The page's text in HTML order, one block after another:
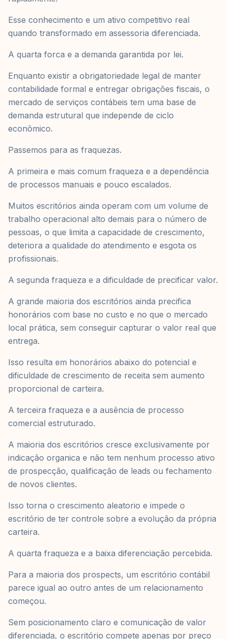
Esse conhecimento e um ativo competitivo real
quando transformado em assessoria diferenciada.
A quarta forca e a demanda garantida por lei.
Enquanto existir a obrigatoriedade legal de manter
contabilidade formal e entregar obrigações fiscais, o
mercado de serviços contábeis tem uma base de
demanda estrutural que independe de ciclo
econômico.
Passemos para as fraquezas.
A primeira e mais comum fraqueza e a dependência
de processos manuais e pouco escalados.
Muitos escritórios ainda operam com um volume de
trabalho operacional alto demais para o número de
pessoas, o que limita a capacidade de crescimento,
deteriora a qualidade do atendimento e esgota os
profissionais.
A segunda fraqueza e a dificuldade de precificar valor.
A grande maioria dos escritórios ainda precifica
honorários com base no custo e no que o mercado
local prática, sem conseguir capturar o valor real que
entrega.
Isso resulta em honorários abaixo do potencial e
dificuldade de crescimento de receita sem aumento
proporcional de carteira.
A terceira fraqueza e a ausência de processo
comercial estruturado.
A maioria dos escritórios cresce exclusivamente por
indicação organica e não tem nenhum processo ativo
de prospecção, qualificação de leads ou fechamento
de novos clientes.
Isso torna o crescimento aleatorio e impede o
escritório de ter controle sobre a evolução da própria
carteira.
A quarta fraqueza e a baixa diferenciação percebida.
Para a maioria dos prospects, um escritório contábil
parece igual ao outro antes de um relacionamento
começou.
Sem posicionamento claro e comunicação de valor
diferenciada, o escritório compete apenas por preço